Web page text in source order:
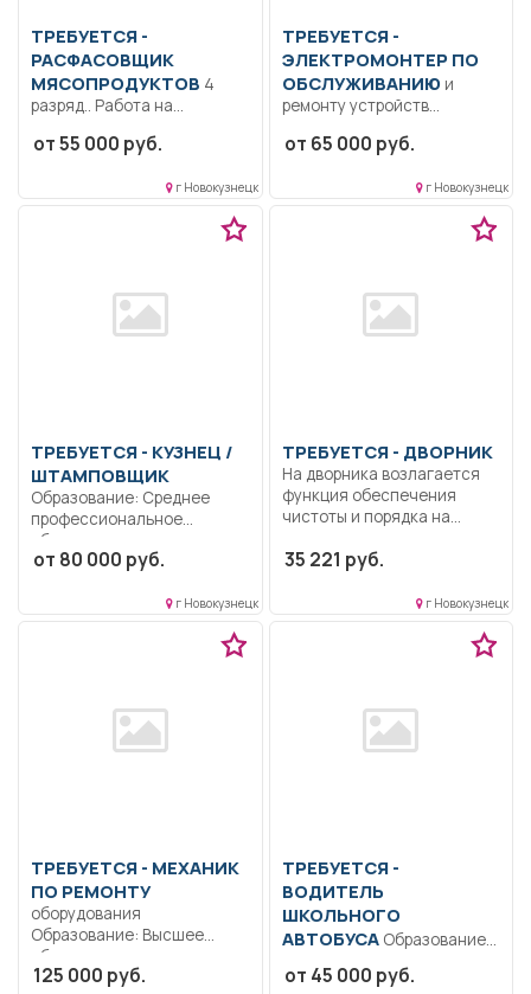
ТРЕБУЕТСЯ -
РАСФАСОВЩИК
МЯСОПРОДУКТОВ
разряд.. Работа на
упаковка.. Участок
от 55 000 руб.
г Новокузнецк
ТРЕБУЕТСЯ -
ЭЛЕКТРОМОНТЕР ПО
ОБСЛУЖИВАНИЮ и
ремонту устройств
централизации и
доставка автобусами.....
от 65 000 руб.
г Новокузнецк
ТРЕБУЕТСЯ - КУЗНЕЦ /
ШТАМПОВЩИК
Образование: Среднее
профессиональное
образование..
Изготовление
от 80 000 руб.
г Новокузнецк
ТРЕБУЕТСЯ - ДВОРНИК
На дворника возлагается
функция обеспечения
чистоты и порядка на...
35 221 руб.
г Новокузнецк
ТРЕБУЕТСЯ - МЕХАНИК
ПО РЕМОНТУ
оборудования
Образование: Высшее
образование —
специалитет,
125 000 руб.
ТРЕБУЕТСЯ -
ВОДИТЕЛЬ
ШКОЛЬНОГО
АВТОБУСАОбразование:
Соблюдать особую
от 45 000 руб.